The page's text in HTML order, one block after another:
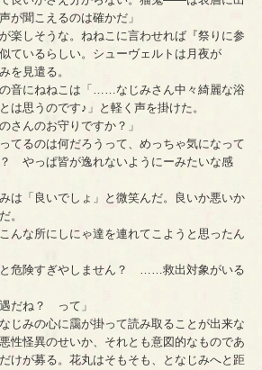
が聞こえるのは確かだ」
楽しそうな。ねねこに言わせれば『祭りに参
ているらしい。シューヴェルトは月夜が
を見遣る。
音にねねこは「……なじみさん中々綺麗な浴
思うのです♪」と軽く声を掛けた。
さんのお守りですか？」
てるのは何だろうって、めっちゃ気になって
やっぱ皆が逸れないようにーみたいな感
は「良いでしょ」と微笑んだ。良いか悪いか
。
んな所にしにゃ達を連れてこようと思ったん
危険すぎやしません？ ……救出対象がいる
だね？ って」
じみの心に靄が掛って読み取ることが出来な
性怪異のせいか、それとも意図的なものであ
けが募る。花丸はそもそも、となじみへと距